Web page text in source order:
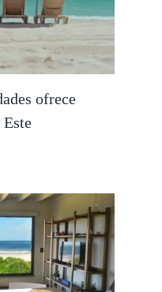
ofrece
Este